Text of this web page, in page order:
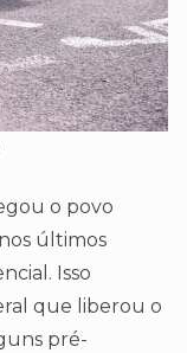
o povo
últimos
Isso
que liberou o
pré-